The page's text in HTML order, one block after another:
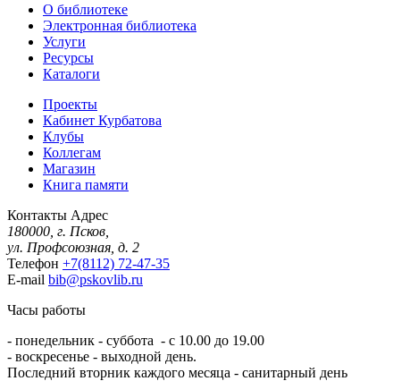
О библиотеке
Электронная библиотека
Услуги
Ресурсы
Каталоги
Проекты
Кабинет Курбатова
Клубы
Коллегам
Магазин
Книга памяти
Контакты Адрес
180000, г. Псков,
ул. Профсоюзная, д. 2
Телефон +7(8112) 72-47-35
E-mail bib@pskovlib.ru
Часы работы
- понедельник - суббота - с 10.00 до 19.00
- воскресенье - выходной день.
Последний вторник каждого месяца - санитарный день